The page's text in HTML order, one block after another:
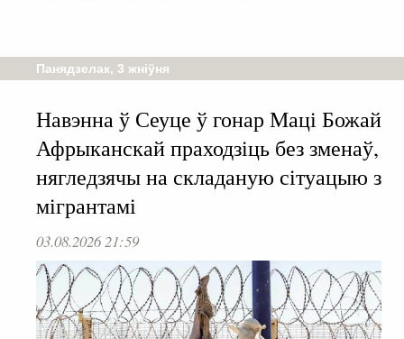
Панядзелак, 3 жніўня
Навэнна ў Сеуце ў гонар Маці Божай
Афрыканскай праходзіць без зменаў,
нягледзячы на складаную сітуацыю з
мігрантамі
03.08.2026 21:59